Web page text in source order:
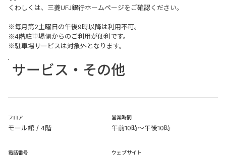
サービス・その他
くわしくは、三菱UFJ銀行ホームページをご確認ください。
※毎月第2土曜日の午後9時以降は利用不可。
※4階駐車場側からのご利用が便利です。
※駐車場サービスは対象外となります。
​フロア
モール館 / 4階
電話番号
営業時間
午前10時～午後10時
ウェブサイト